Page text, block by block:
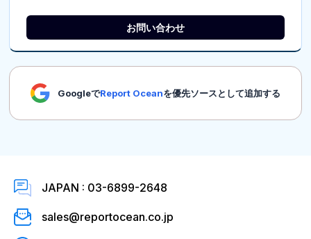
お問い合わせ
GoogleでReport Oceanを優先ソースとして追加する
JAPAN : 03-6899-2648
sales@reportocean.co.jp